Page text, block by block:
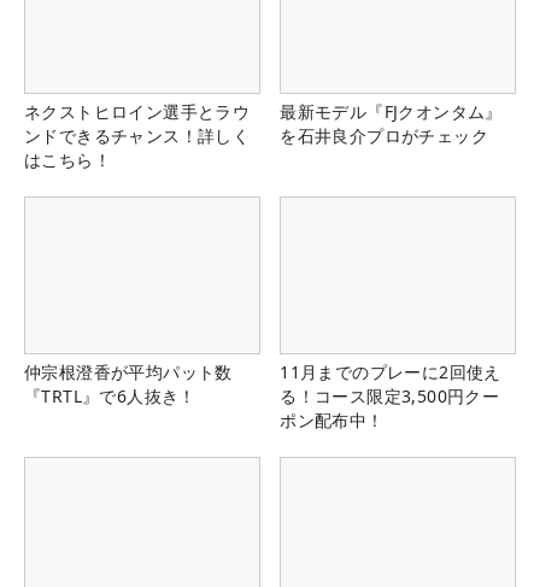
ネクストヒロイン選手とラウ
ンドできるチャンス！詳しく
はこちら！
最新モデル『FJクオンタム』
を石井良介プロがチェック
仲宗根澄香が平均パット数
『TRTL』で6人抜き！
11月までのプレーに2回使え
る！コース限定3,500円クー
ポン配布中！